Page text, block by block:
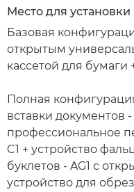
Место для
Базовая
открытым
кассетой для бумаги
Полная
вставки документов
профессиональное
C1 + устройство
буклетов - AG1 с
устройство для